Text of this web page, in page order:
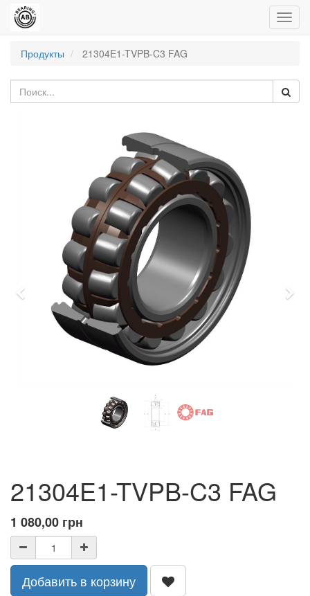
Продукты
21304E1-TVPB-C3 FAG
Previous
21304E1-TVPB-C3 FAG
1 080,00 грн
Добавить в корзину